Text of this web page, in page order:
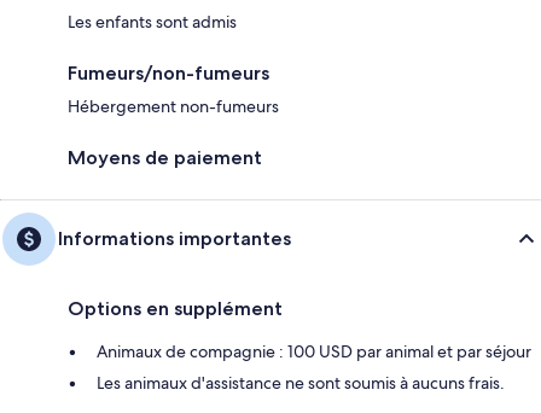
Les enfants sont admis
Fumeurs/non-fumeurs
Hébergement non-fumeurs
Moyens de paiement
Informations importantes
Options en supplément
Animaux de compagnie : 100 USD par animal et par séjour
Les animaux d'assistance ne sont soumis à aucuns frais.